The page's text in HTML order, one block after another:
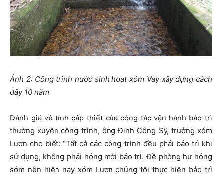
Ảnh 2: Công trình nước sinh hoạt xóm Vay xây dựng cách
đây 10 năm
Đánh giá về tính cấp thiết của công tác vận hành bảo trì
thường xuyên công trình, ông Đinh Công Sỹ, trưởng xóm
Lươn cho biết: “Tất cả các công trình đều phải bảo trì khi
sử dụng, không phải hỏng mới bảo trì. Đề phòng hư hỏng
sớm nên hiện nay xóm Lươn chúng tôi thực hiện bảo trì